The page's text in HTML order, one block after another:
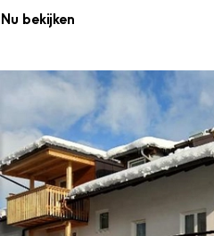
Nu bekijken